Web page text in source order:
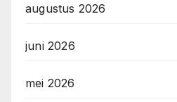
augustus 2026
juni 2026
mei 2026